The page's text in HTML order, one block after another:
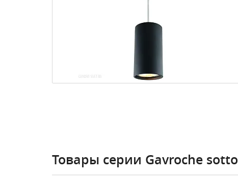
Товары серии Gavroche sotto